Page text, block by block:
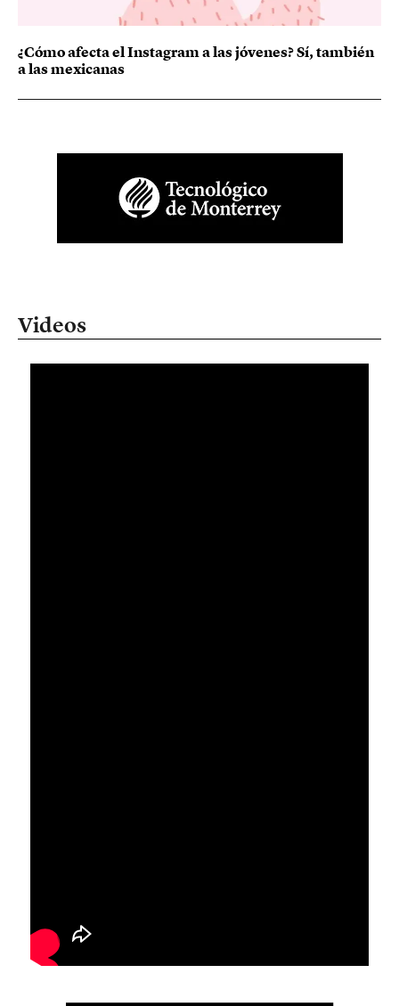
¿Cómo afecta el Instagram a las jóvenes? Sí, también
a las mexicanas
Videos